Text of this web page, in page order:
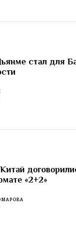
стал для
«2+2»